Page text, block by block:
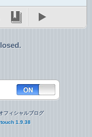
フィシャルブログ
1.9.38